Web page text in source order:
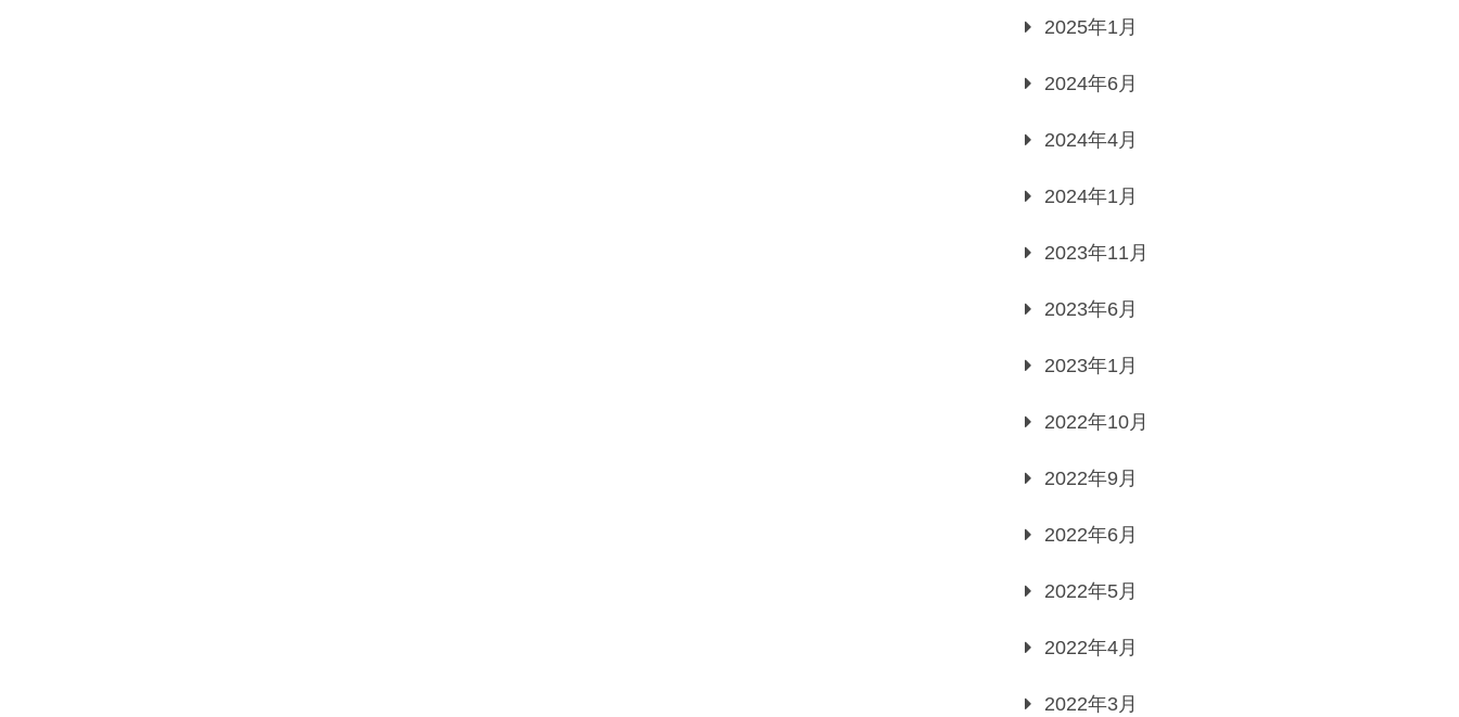
2025年1月
2024年6月
2024年4月
2024年1月
2023年11月
2023年6月
2023年1月
2022年10月
2022年9月
2022年6月
2022年5月
2022年4月
2022年3月